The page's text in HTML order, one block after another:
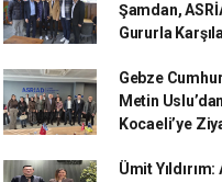
Şamdan,
Gururla
Gebze
Metin
Kocaeli’ye
Ümit Yıldırım: